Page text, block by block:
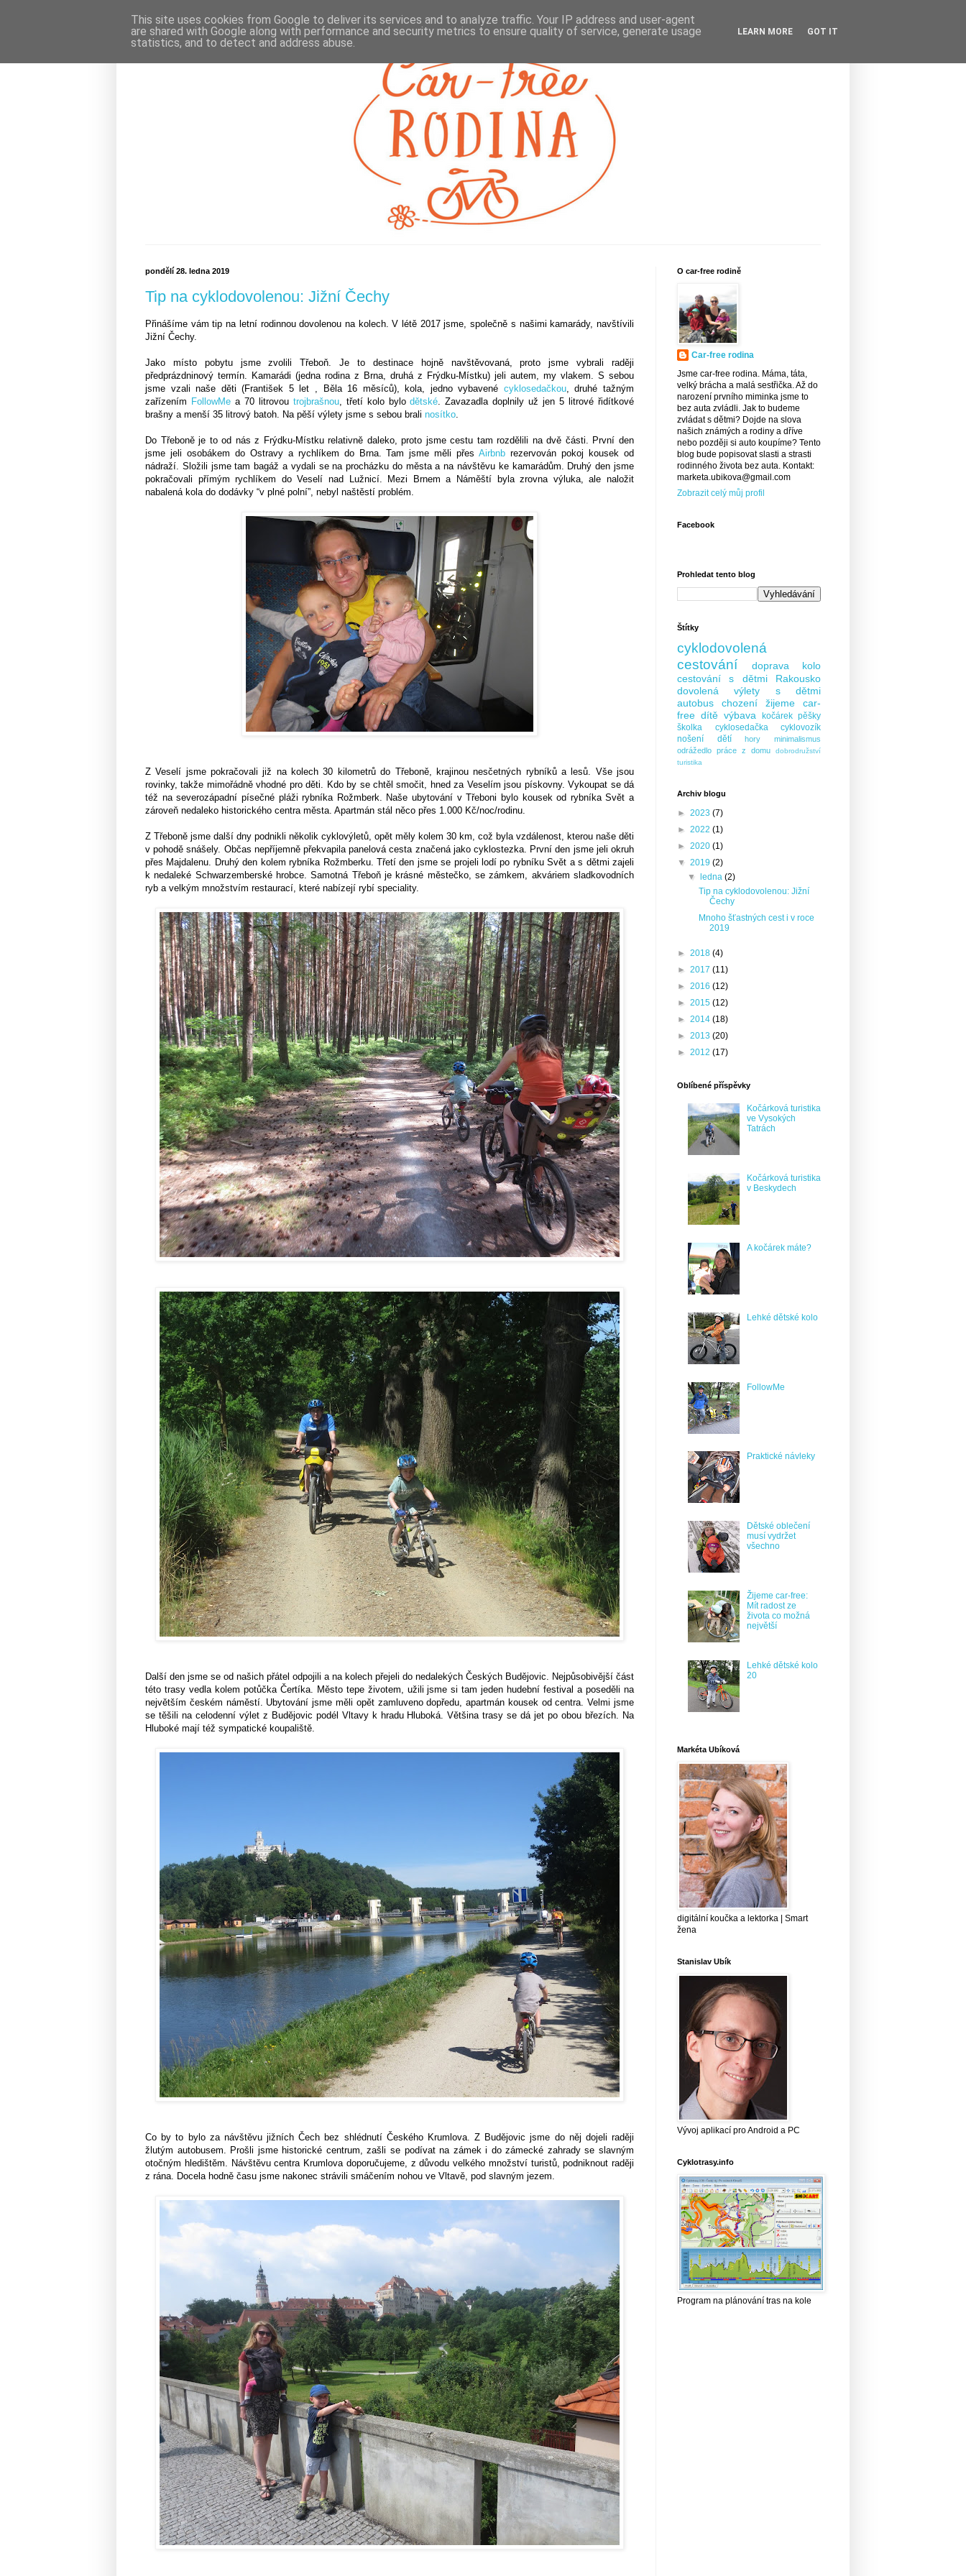
pondělí 28. ledna 2019
Tip na cyklodovolenou: Jižní Čechy
Přinášíme vám tip na letní rodinnou dovolenou na kolech. V létě 2017 jsme, společně s našimi kamarády, navštívili
Jižní Čechy.
Jako místo pobytu jsme zvolili Třeboň. Je to destinace hojně navštěvovaná, proto jsme vybrali raději
předprázdninový termín. Kamarádi (jedna rodina z Brna, druhá z Frýdku-Místku) jeli autem, my vlakem. S sebou
jsme vzali naše děti (František 5 let , Běla 16 měsíců), kola, jedno vybavené cyklosedačkou, druhé tažným
zařízením FollowMea 70 litrovou trojbrašnou, třetí kolo bylodětské . Zavazadla doplnily už jen 5 litrové řidítkové
brašny a menší 35 litrový batoh. Na pěší výlety jsme s sebou brali nosítko
Do Třeboně je to od nás z Frýdku-Místku relativně daleko, proto jsme cestu tam rozdělili na dvě části. První den
jsme jeli osobákem do Ostravy a rychlíkem do Brna. Tam jsme měli přesAirbnb rezervován pokoj kousek od
nádraží. Složili jsme tam bagáž a vydali se na procházku do města a na návštěvu ke kamarádům. Druhý den jsme
pokračovali přímým rychlíkem do Veselí nad Lužnicí. Mezi Brnem a Náměští byla zrovna výluka, ale naložit
nabalená kola do dodávky “v plné polní”, nebyl naštěstí problém.
Z Veselí jsme pokračovali již na kolech 30 kilometrů do Třeboně, krajinou nesčetných rybníků a lesů. Vše jsou
rovinky, takže mimořádně vhodné pro děti. Kdo by se chtěl smočit, hned za Veselím jsou pískovny. Vykoupat se dá
též na severozápadní písečné pláži rybníka Rožmberk. Naše ubytování v Třeboni bylo kousek od rybníka Svět a
zároveň nedaleko historického centra města. Apartmán stál něco přes 1.000 Kč/noc/rodinu.
Z Třeboně jsme další dny podnikli několik cyklovýletů, opět měly kolem 30 km, což byla vzdálenost, kterou naše děti
v pohodě snášely. Občas nepříjemně překvapila panelová cesta značená jako cyklostezka. První den jsme jeli okruh
přes Majdalenu. Druhý den kolem rybníka Rožmberku. Třetí den jsme se projeli lodí po rybníku Svět a s dětmi zajeli
k nedaleké Schwarzemberské hrobce. Samotná Třeboň je krásné městečko, se zámkem, akváriem sladkovodních
ryb a velkým množstvím restaurací, které nabízejí rybí speciality.
Další den jsme se od našich přátel odpojili a na kolech přejeli do nedalekých Českých Budějovic. Nejpůsobivější část
této trasy vedla kolem potůčka Čertíka. Město tepe životem, užili jsme si tam jeden hudební festival a poseděli na
největším českém náměstí. Ubytování jsme měli opět zamluveno dopředu, apartmán kousek od centra. Velmi jsme
se těšili na celodenní výlet z Budějovic podél Vltavy k hradu Hluboká. Většina trasy se dá jet po obou březích. Na
Hluboké mají též sympatické koupaliště.
Co by to bylo za návštěvu jižních Čech bez shlédnutí Českého Krumlova. Z Budějovic jsme do něj dojeli raději
žlutým autobusem. Prošli jsme historické centrum, zašli se podívat na zámek i do zámecké zahrady se slavným
otočným hledištěm. Návštěvu centra Krumlova doporučujeme, z důvodu velkého množství turistů, podniknout raději
z rána. Docela hodně času jsme nakonec strávili smáčením nohou ve Vltavě, pod slavným jezem.
O car-free rodině
Car-free rodina
Jsme car-free rodina. Máma, táta,
velký brácha a malá sestřička. Až do
narození prvního miminka jsme to
bez auta zvládli. Jak to budeme
zvládat s dětmi? Dojde na slova
našich známých a rodiny a dříve
nebo později si auto koupíme? Tento
blog bude popisovat slasti a strasti
rodinného života bez auta. Kontakt:
marketa.ubikova@gmail.com
Zobrazit celý můj profil
Facebook
Prohledat tento blog
Štítky
cyklodovolená
cestování
doprava
kolo
cestování s dětmi
Rakousko
dovolená
výlety s dětmi
autobus
chození
žijeme car-
free dítě výbava kočárek pěšky
školka
cyklosedačka
cyklovozík
nošení dětí
hory
minimalismus
odrážedlo práce z domu
dobrodružství
turistika
Archiv blogu
► 2023 (7)
► 2022 (1)
► 2020 (1)
▼ 2019 (2)
▼
ledna(2)
Tip na cyklodovolenou: Jižní
Čechy
Mnoho šťastných cest i v roce
2019
► 2018 (4)
► 2017 (11)
► 2016 (12)
► 2015 (12)
► 2014 (18)
► 2013 (20)
► 2012 (17)
Oblíbené příspěvky
Kočárková turistika
ve Vysokých
Tatrách
Kočárková turistika
v Beskydech
A kočárek máte?
Lehké dětské kolo
FollowMe
Praktické návleky
Dětské oblečení
musí vydržet
všechno
Žijeme car-free:
Mít radost ze
života co možná
největší
Lehké dětské kolo
20
Markéta Ubíková
digitální koučka a lektorka | Smart
žena
Stanislav Ubík
Vývoj aplikací pro Android a PC
Cyklotrasy.info
Program na plánování tras na kole
This site uses cookies from Google to deliver its services and to analyze traffic. Your IP address and user-agent
are shared with Google along with performance and security metrics to ensure quality of service, generate usage
statistics, and to detect and address abuse.
LEARN MORE GOT IT